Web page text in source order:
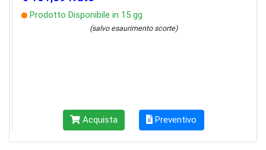
Prodotto Disponibile in 15 gg
(salvo esaurimento scorte)
Acquista Preventivo